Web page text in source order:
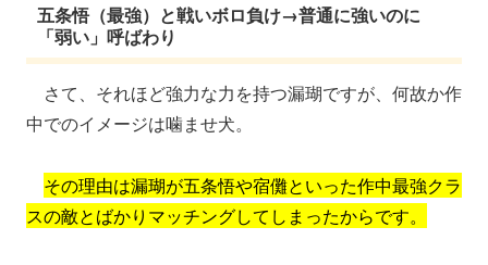
五条悟（最強）と戦いボロ負け→普通に強いのに
「弱い」呼ばわり
さて、それほど強力な力を持つ漏瑚ですが、何故か作
中でのイメージは噛ませ犬。
その理由は漏瑚が五条悟や宿儺といった作中最強クラ
スの敵とばかりマッチングしてしまったからです。